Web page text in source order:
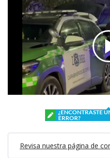
¿ENCONTRASTE
ERROR?
Revisa nuestra página de